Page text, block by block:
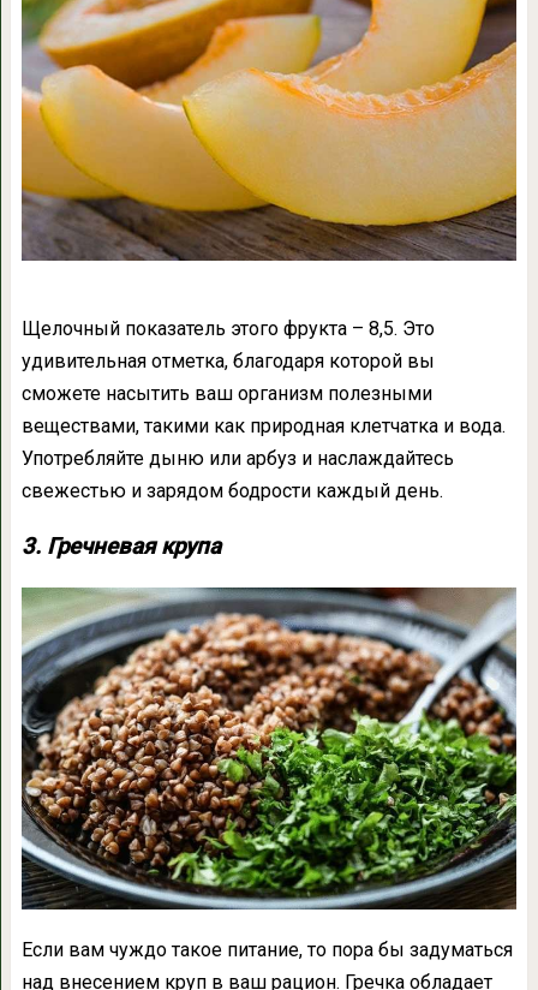
Щелочный показатель этого фрукта – 8,5. Это
удивительная отметка, благодаря которой вы
сможете насытить ваш организм полезными
веществами, такими как природная клетчатка и вода.
Употребляйте дыню или арбуз и наслаждайтесь
свежестью и зарядом бодрости каждый день.
3. Гречневая крупа
Если вам чуждо такое питание, то пора бы задуматься
над внесением круп в ваш рацион. Гречка обладает